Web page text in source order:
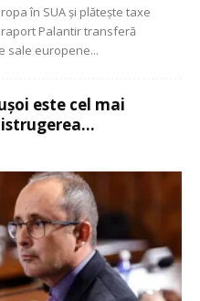
în SUA și plătește taxe
Palantir transferă
sale europene...
este cel mai